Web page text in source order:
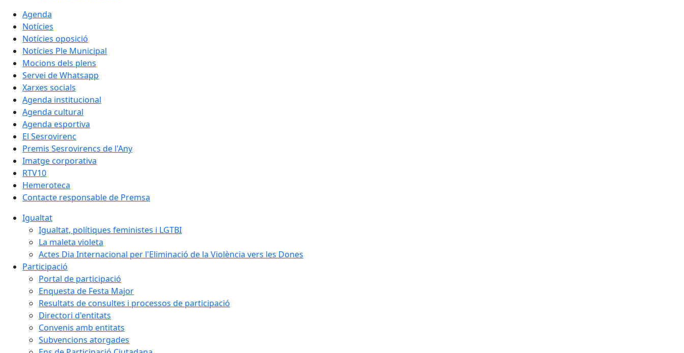
Agenda
Notícies
Notícies oposició
Notícies Ple Municipal
Mocions dels plens
Servei de Whatsapp
Xarxes socials
Agenda institucional
Agenda cultural
Agenda esportiva
El Sesrovirenc
Premis Sesrovirencs de l'Any
Imatge corporativa
RTV10
Hemeroteca
Contacte responsable de Premsa
Igualtat
Igualtat, polítiques feministes i LGTBI
La maleta violeta
Actes Dia Internacional per l'Eliminació de la Violència vers les Dones
Participació
Portal de participació
Enquesta de Festa Major
Resultats de consultes i processos de participació
Directori d'entitats
Convenis amb entitats
Subvencions atorgades